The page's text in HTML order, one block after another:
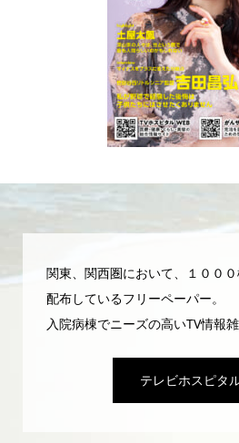
関東、関西圏において、１００
配布しているフリーペーパー。
入院病棟でニーズの高いTV情報雑
テレビホスピタ